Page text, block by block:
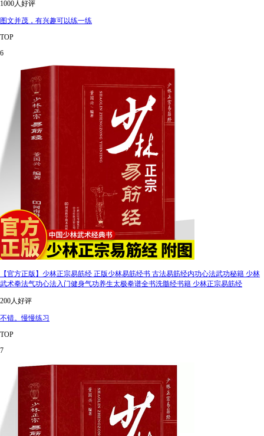
1000人好评
图文并茂，有兴趣可以练一练
TOP
6
【官方正版】少林正宗易筋经 正版少林易筋经书 古法易筋经内功心法武功秘籍 少林
武术拳法气功心法入门健身气功养生太极拳谱全书洗髓经书籍 少林正宗易筋经
200人好评
不错。慢慢练习
TOP
7